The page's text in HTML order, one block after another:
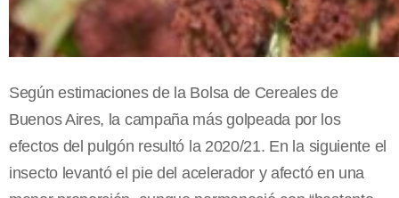
Según estimaciones de la Bolsa de Cereales de
Buenos Aires, la campaña más golpeada por los
efectos del pulgón resultó la 2020/21. En la siguiente el
insecto levantó el pie del acelerador y afectó en una